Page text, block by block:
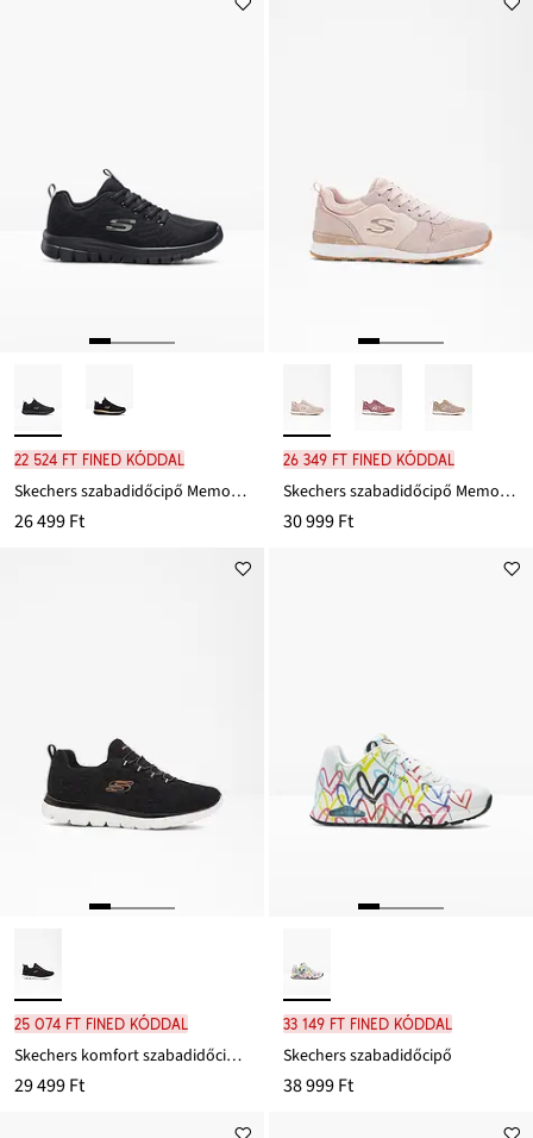
22 524 Ft FINED kóddal
Skechers szabadidőcipő Memory habszivaccsal
26 499 Ft
26 349 Ft FINED kóddal
Skechers szabadidőcipő Memory habszivaccsal
30 999 Ft
25 074 Ft FINED kóddal
Skechers komfort szabadidőcipő Memory habszivaccsal
29 499 Ft
33 149 Ft FINED kóddal
Skechers szabadidőcipő
38 999 Ft